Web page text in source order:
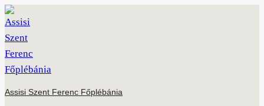
Skip
to
content
Assisi Szent Ferenc Főplébánia